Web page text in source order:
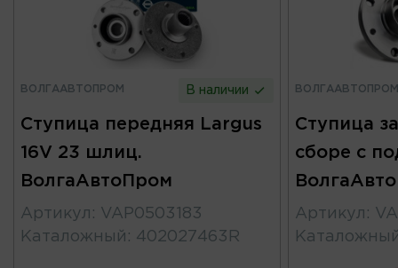
ВОЛГААВТОПРОМ В наличии
Ступица передняя Largus
16V 23 шлиц.
ВолгаАвтоПром
Артикул : VAP0503183
Каталожный : 402027463R
ВОЛГААВТОПРОМ
Ступица
сборе с
Артикул :